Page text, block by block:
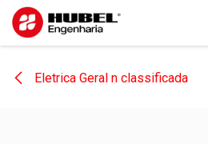
Pular para o conteúdo
Eletrica Geral n classificada